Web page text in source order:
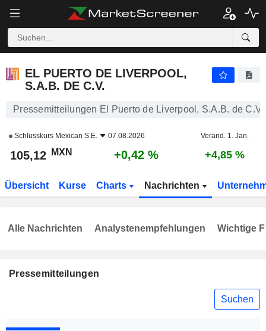
EL PUERTO DE LIVERPOOL,
S.A.B. DE C.V.
Pressemitteilungen El Puerto de Liverpool, S.A.B. de C.V.
Schlusskurs Mexican S.E. 07.08.2026 Veränd. 1. Jan.
105,12 MXN +0,42 % +4,85 %
Übersicht Kurse Charts Nachrichten
Pressemitteilungen
Suchen
Alle Nachrichten Analystenempfehlungen Wichtige